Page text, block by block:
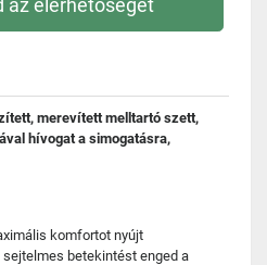
merevített melltartó szett,
hívogat a simogatásra,
komfortot nyújt
betekintést enged a